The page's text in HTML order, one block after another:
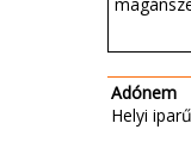
Adónem
Helyi